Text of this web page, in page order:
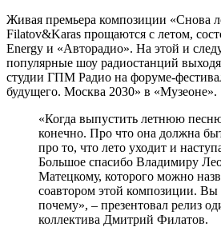
Живая премьера композиции «Снова
Filatov&Karas прощаются с летом,
Energy и «Авторадио». На этой и
популярные шоу радиостанций
студии ГПМ Радио на форуме-
будущего. Москва 2030» в «Музеоне».
«Когда выпустить летнюю
конечно. Про что она должна
про то, что лето уходит и
Большое спасибо Владимиру
Матецкому, которого можно
соавтором этой композиции. Вы
почему», – презентовал релиз
коллектива Дмитрий Филатов.